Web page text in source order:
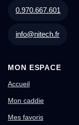
0.970.667.601
info@nitech.fr
MON ESPACE
Accueil
Mon caddie
Mes favoris